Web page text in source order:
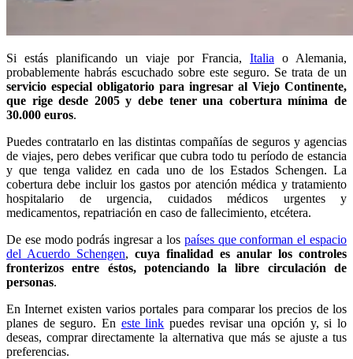
Si estás planificando un viaje por Francia, Italia o Alemania,
probablemente habrás escuchado sobre este seguro. Se trata de un
servicio especial obligatorio para ingresar al Viejo Continente,
que rige desde 2005 y debe tener una cobertura mínima de
30.000 euros.
Puedes contratarlo en las distintas compañías de seguros y agencias
de viajes, pero debes verificar que cubra todo tu período de estancia
y que tenga validez en cada uno de los Estados Schengen. La
cobertura debe incluir los gastos por atención médica y tratamiento
hospitalario de urgencia, cuidados médicos urgentes y
medicamentos, repatriación en caso de fallecimiento, etcétera.
De ese modo podrás ingresar a los países que conforman el espacio
del Acuerdo Schengen, cuya finalidad es anular los controles
fronterizos entre éstos, potenciando la libre circulación de
personas.
En Internet existen varios portales para comparar los precios de los
planes de seguro. En este link puedes revisar una opción y, si lo
deseas, comprar directamente la alternativa que más se ajuste a tus
preferencias.